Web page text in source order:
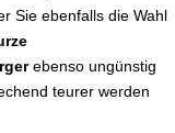
Sie ebenfalls die Wahl
ebenso ungünstig
teurer werden